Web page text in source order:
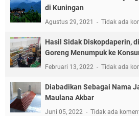
di Kuningan
Agustus 29, 2021 Tidak ada
Hasil Sidak Diskopdaperin,
Goreng Menumpuk ke
Februari 13, 2022 Tidak ada
Diabadikan Sebagai Nama
Maulana Akbar
Juni 05, 2022 Tidak ada